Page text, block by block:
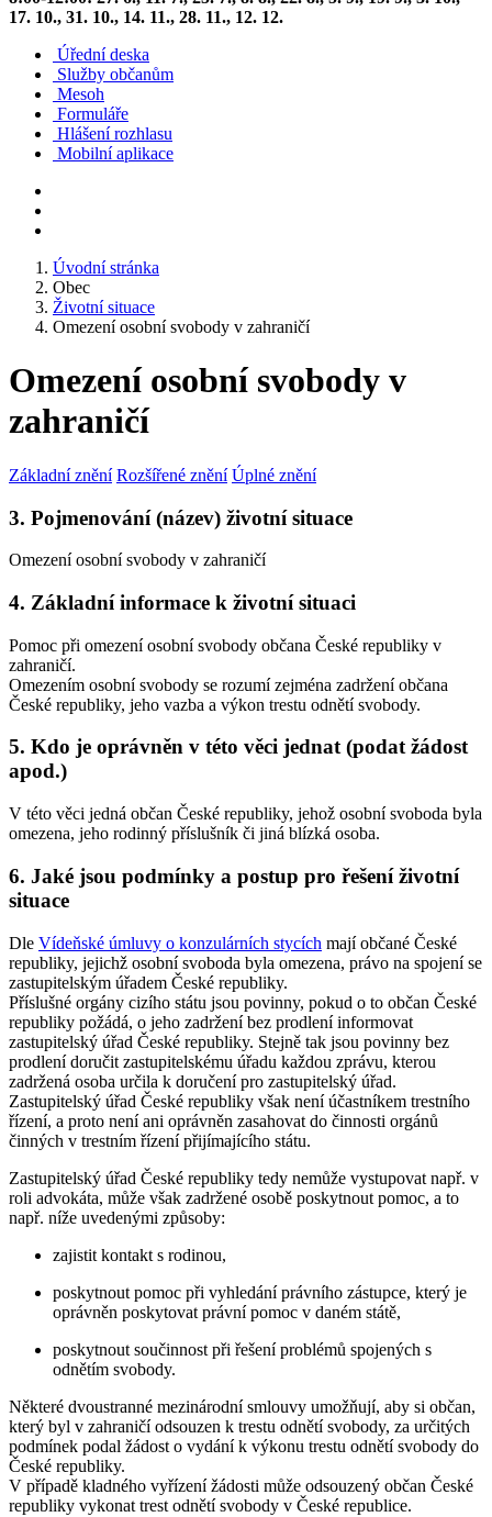
17. 10., 31. 10., 14. 11., 28. 11., 12. 12.
Úřední deska
Služby občanům
Mesoh
Formuláře
Hlášení rozhlasu
Mobilní aplikace
Úvodní stránka
Obec
Životní situace
Omezení osobní svobody v zahraničí
Omezení osobní svobody v
zahraničí
Základní znění Rozšířené znění Úplné znění
3. Pojmenování (název) životní situace
Omezení osobní svobody v zahraničí
4. Základní informace k životní situaci
Pomoc při omezení osobní svobody občana České republiky v
zahraničí.
Omezením osobní svobody se rozumí zejména zadržení občana
České republiky, jeho vazba a výkon trestu odnětí svobody.
5. Kdo je oprávněn v této věci jednat (podat žádost
apod.)
V této věci jedná občan České republiky, jehož osobní svoboda byla
omezena, jeho rodinný příslušník či jiná blízká osoba.
6. Jaké jsou podmínky a postup pro řešení životní
situace
Dle Vídeňské úmluvy o konzulárních stycích mají občané České
republiky, jejichž osobní svoboda byla omezena, právo na spojení se
zastupitelským úřadem České republiky.
Příslušné orgány cizího státu jsou povinny, pokud o to občan České
republiky požádá, o jeho zadržení bez prodlení informovat
zastupitelský úřad České republiky. Stejně tak jsou povinny bez
prodlení doručit zastupitelskému úřadu každou zprávu, kterou
zadržená osoba určila k doručení pro zastupitelský úřad.
Zastupitelský úřad České republiky však není účastníkem trestního
řízení, a proto není ani oprávněn zasahovat do činnosti orgánů
činných v trestním řízení přijímajícího státu.
Zastupitelský úřad České republiky tedy nemůže vystupovat např. v
roli advokáta, může však zadržené osobě poskytnout pomoc, a to
např. níže uvedenými způsoby:
zajistit kontakt s rodinou,
poskytnout pomoc při vyhledání právního zástupce, který je
oprávněn poskytovat právní pomoc v daném státě,
poskytnout součinnost při řešení problémů spojených s
odnětím svobody.
Některé dvoustranné mezinárodní smlouvy umožňují, aby si občan,
který byl v zahraničí odsouzen k trestu odnětí svobody, za určitých
podmínek podal žádost o vydání k výkonu trestu odnětí svobody do
České republiky.
V případě kladného vyřízení žádosti může odsouzený občan České
republiky vykonat trest odnětí svobody v České republice.